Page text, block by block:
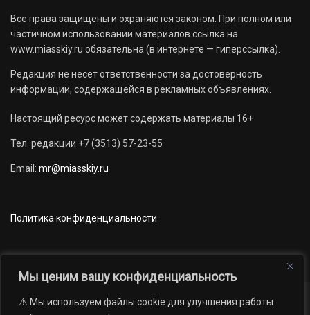
Мы ценим вашу конфиденциальность
⚠️ Мы используем файлы cookie для улучшения работы
Все права защищены и охраняются законом. При полном или
частичном использовании материалов ссылка на
www.miasskiy.ru обязательна (в интернете — гиперссылка).
Редакция не несет ответственности за достоверность
информации, содержащейся в рекламных объявлениях.
Настоящий ресурс может содержать материалы 16+
Тел. редакции +7 (3513) 57-23-55
Email: mr@miasskiy.ru
Политика конфиденциальности
Новости Наши проекты Официально